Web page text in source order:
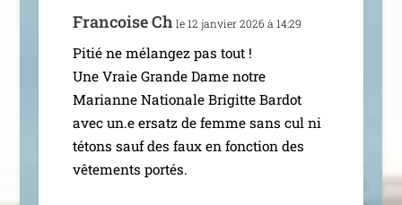
Francoise Ch le 12 jan­vier 2026 à 14:29
Pitié ne mélan­gez pas tout !
Une Vraie Grande Dame notre
Marianne Nationale Brigitte Bardot
avec un.e ersatz de femme sans cul ni
tétons sauf des faux en fonc­tion des
vête­ments portés.